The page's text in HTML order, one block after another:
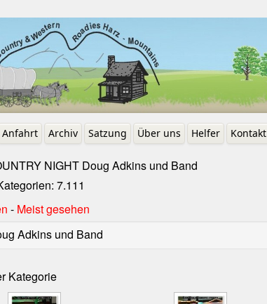
Anfahrt Archiv Satzung Über uns Helfer Kontakt
NIGHT Doug Adkins und Band
7.111
- Meist gesehen
Adkins und Band
Kategorie